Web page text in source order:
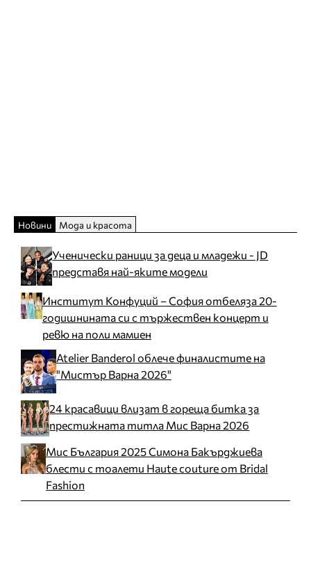
Новини Мода и красота
Ученически раници за деца и младежи - JD
представя най-яките модели
Институт Конфуций – София отбеляза 20-
годишнината си с тържествен концерт и
ревю на поли мамиен
Atelier Banderol облече финалистите на
"Мистър Варна 2026"
24 красавици влизат в гореща битка за
престижната титла Мис Варна 2026
Мис България 2025 Симона Бакърджиева
блести с тоалети Haute couture от Bridal
Fashion